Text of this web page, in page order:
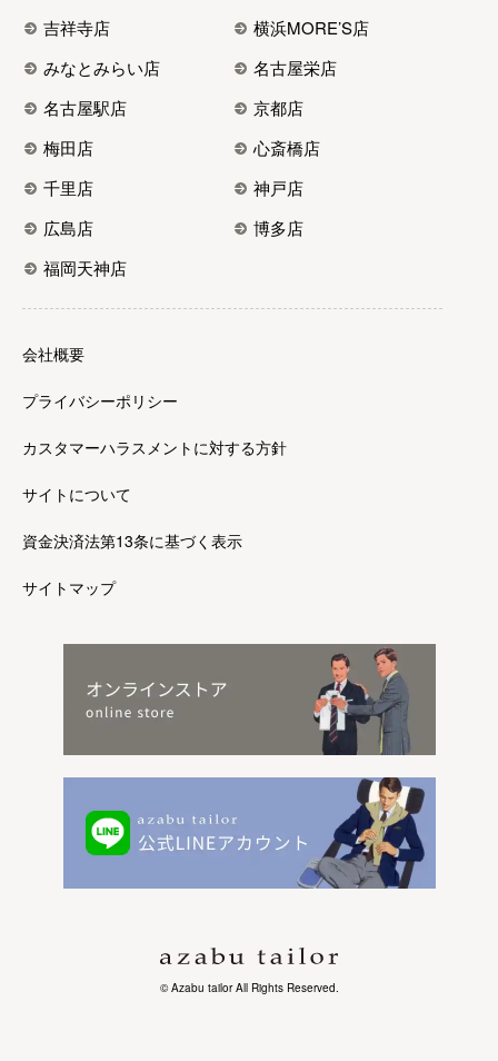
吉祥寺店
横浜MORE’S店
みなとみらい店
名古屋栄店
名古屋駅店
京都店
梅田店
心斎橋店
千里店
神戸店
広島店
博多店
福岡天神店
会社概要
プライバシーポリシー
カスタマーハラスメントに対する方針
サイトについて
資金決済法第13条に基づく表示
サイトマップ
© Azabu tailor All Rights Reserved.